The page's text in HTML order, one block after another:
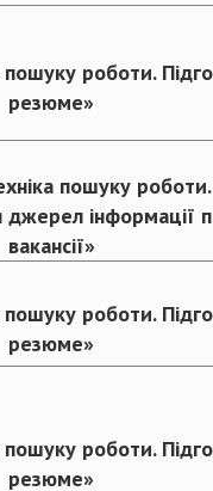
пошуку роботи.
резюме»
пошуку роботи.
джерел інформації
вакансії»
пошуку роботи.
резюме»
пошуку роботи.
резюме»